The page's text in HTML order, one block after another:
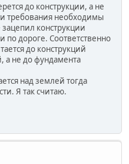
до конструкции, а не
требования необходимы
конструкции
по дороге. Соответственно
до конструкций
а не до фундамента
над землей тогда
Я так считаю.